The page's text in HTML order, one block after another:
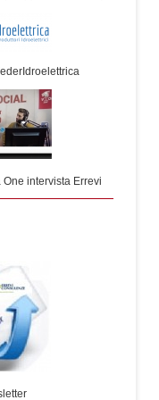
One intervista Errevi